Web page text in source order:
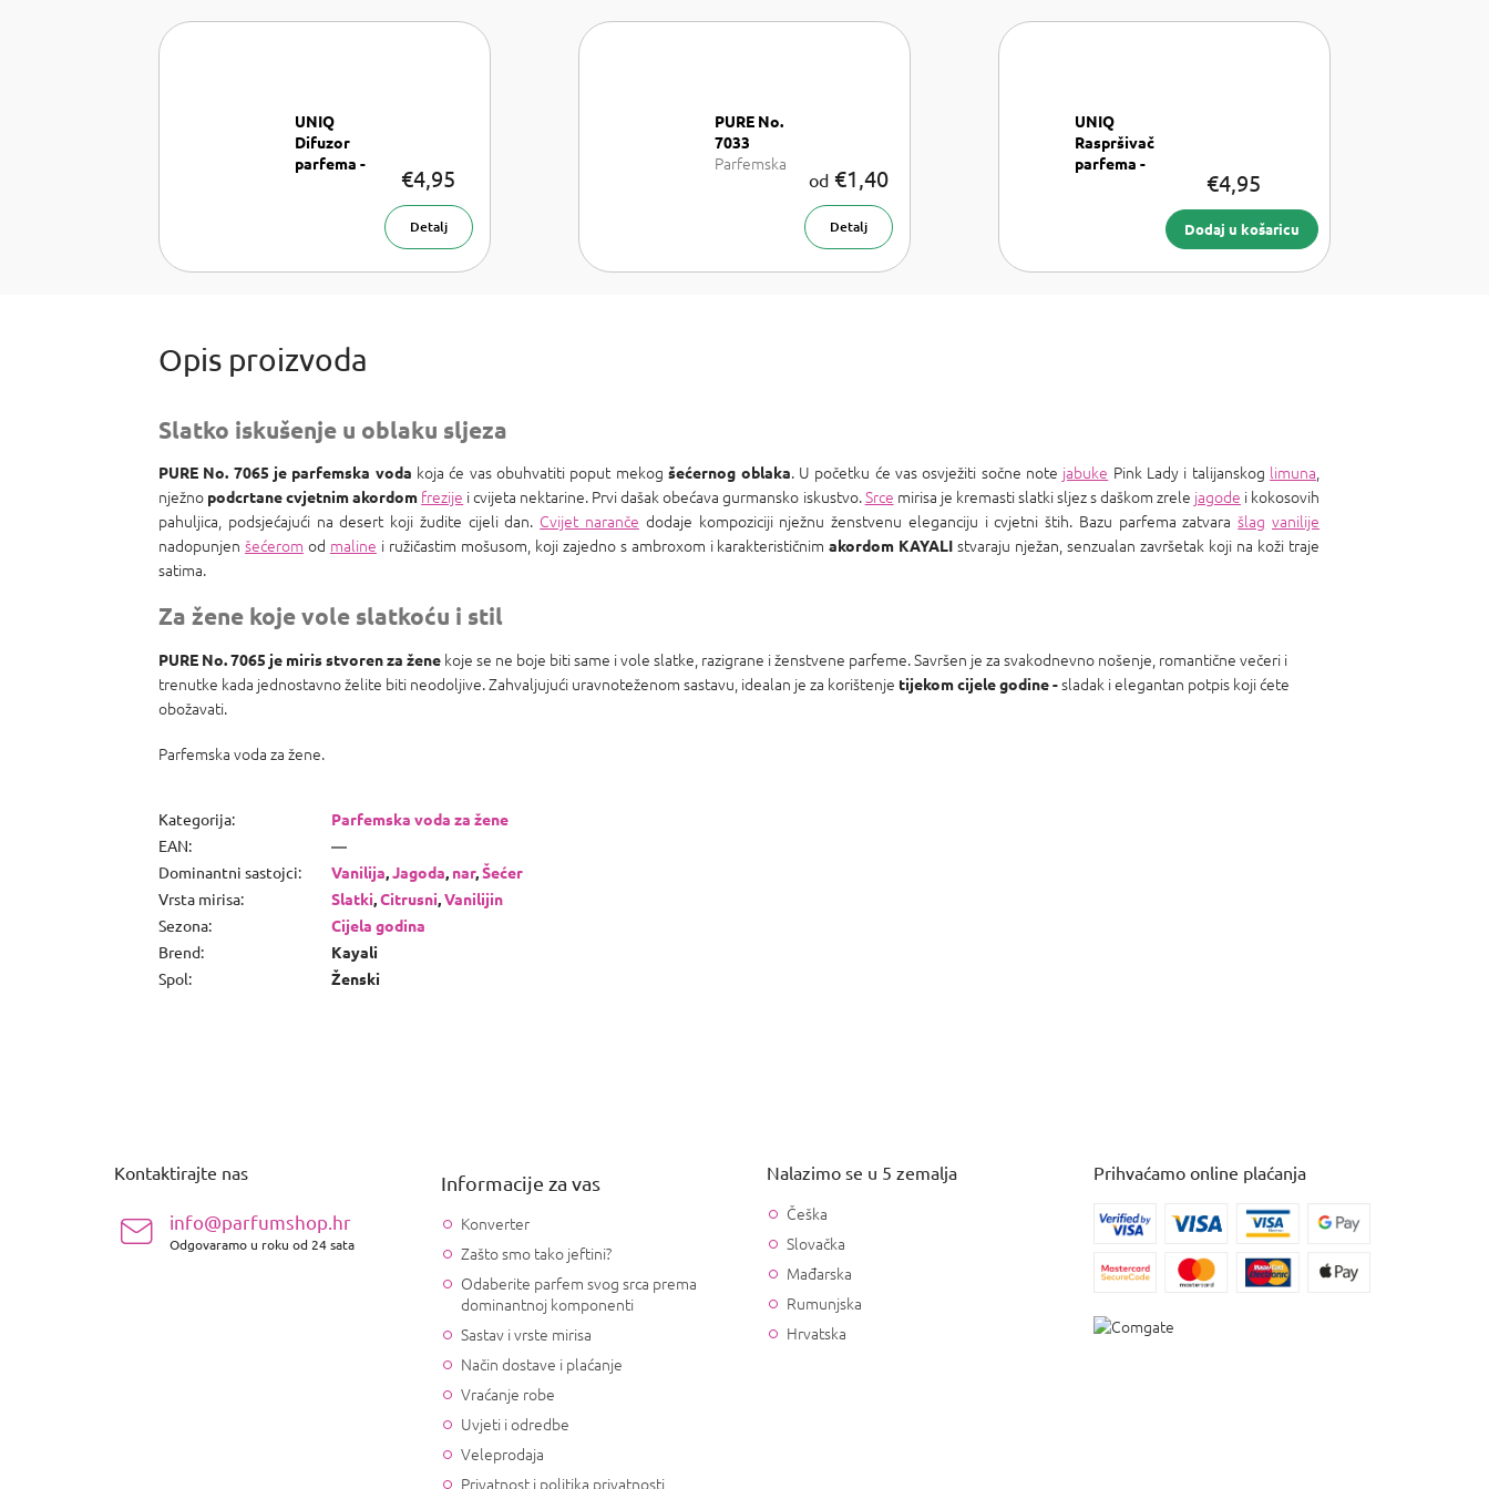
UNIQ
Difuzor
parfema -
€4,95
Detalj
PURE No.
7033
Parfemska
od€1,40
Detalj
UNIQ
Raspršivač
parfema -
€4,95
Dodaj u košaricu
Slatko iskušenje u oblaku sljeza
PURE No. 7065 je parfemska voda koja će vas obuhvatiti poput mekog šećernog oblaka. U početku će vas osvježiti sočne note jabuke Pink Lady i talijanskog limuna,
nježno podcrtane cvjetnim akordom frezije i cvijeta nektarine. Prvi dašak obećava gurmansko iskustvo.Srce mirisa je kremasti slatki sljez s daškom zrele jagode i kokosovih
pahuljica, podsjećajući na desert koji žudite cijeli dan. Cvijet naranče dodaje kompoziciji nježnu ženstvenu eleganciju i cvjetni štih. Bazu parfema zatvarašlag vanilije
nadopunjen šećerom od maline i ružičastim mošusom, koji zajedno s ambroxom i karakterističnimakordom KAYALI stvaraju nježan, senzualan završetak koji na koži traje
satima.
Za žene koje vole slatkoću i stil
PURE No. 7065 je mirisstvoren za žene koje se ne boje biti same i vole slatke, razigrane i ženstvene parfeme. Savršen je za svakodnevno nošenje, romantične večeri i
trenutke kada jednostavno želite biti neodoljive. Zahvaljujući uravnoteženom sastavu, idealan je za korištenje tijekom cijele godine -sladak i elegantan potpis koji ćete
obožavati.
Parfemska voda za žene.
Kategorija:
Parfemska voda za žene
EAN:
—
Dominantni sastojci: Vanilija,Jagoda, nar,Šećer
Vrsta mirisa: Slatki,Citrusni,Vanilijin
Sezona:
Cijela godina
Brend:
Kayali
Spol: Ženski
Kontaktirajte nas
info@parfumshop.hr
Odgovaramo u roku od 24 sata
Informacije za vas
Konverter
Zašto smo tako jeftini?
Odaberite parfem svog srca prema
dominantnoj komponenti
Sastav i vrste mirisa
Način dostave i plaćanje
Vraćanje robe
Uvjeti i odredbe
Veleprodaja
Privatnost i politika privatnosti
Nalazimo se u 5 zemalja
Češka
Slovačka
Mađarska
Rumunjska
Hrvatska
Prihvaćamo online plaćanja